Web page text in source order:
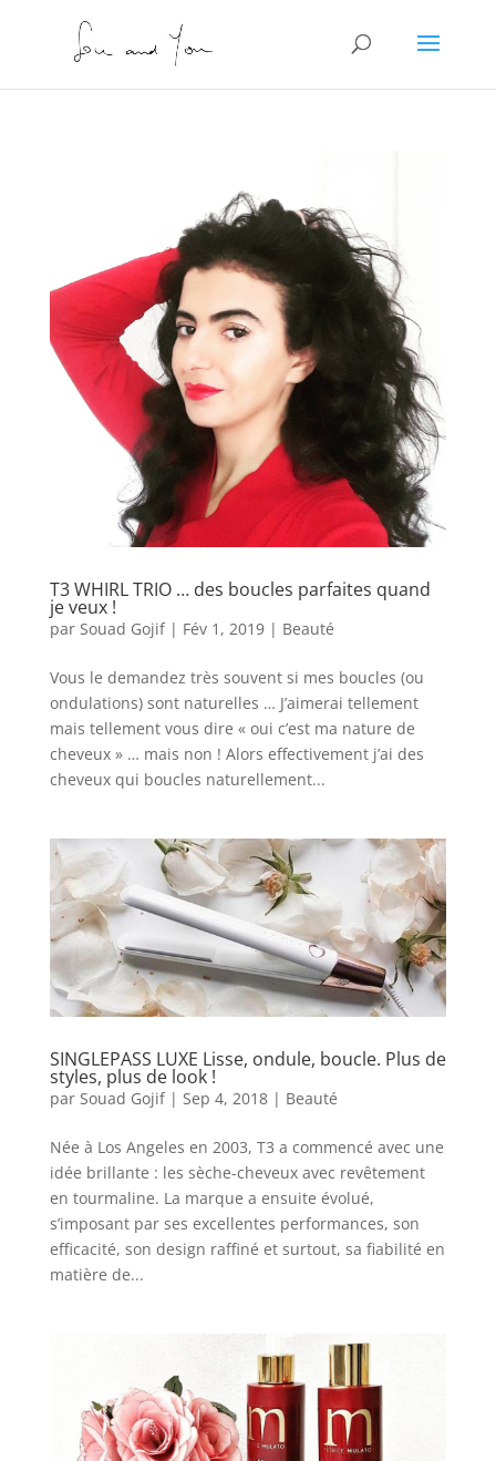
T3 WHIRL TRIO … des boucles parfaites quand
je veux !
par Souad Gojif| Fév 1, 2019| Beauté
Vous le demandez très souvent si mes boucles (ou
ondulations) sont naturelles … J’aimerai tellement
mais tellement vous dire « oui c’est ma nature de
cheveux » … mais non ! Alors effectivement j’ai des
cheveux qui boucles naturellement...
SINGLEPASS LUXE Lisse, ondule, boucle. Plus de
styles, plus de look !
par Souad Gojif| Sep 4, 2018| Beauté
Née à Los Angeles en 2003, T3 a commencé avec une
idée brillante : les sèche-cheveux avec revêtement
en tourmaline. La marque a ensuite évolué,
s’imposant par ses excellentes performances, son
efficacité, son design raffiné et surtout, sa fiabilité en
matière de...